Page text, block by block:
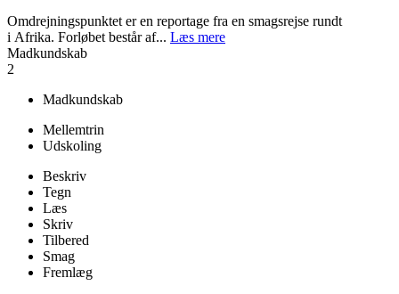
Omdrejningspunktet er en reportage fra en smagsrejse rundt
i Afrika. Forløbet består af... Læs mere
Madkundskab
2
Madkundskab
Mellemtrin
Udskoling
Beskriv
Tegn
Læs
Skriv
Tilbered
Smag
Fremlæg